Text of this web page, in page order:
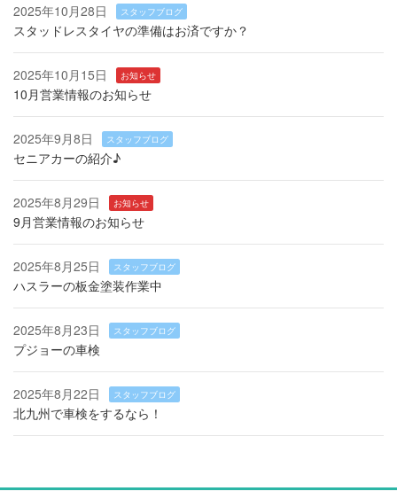
2025年10月28日 スタッフブログ
スタッドレスタイヤの準備はお済ですか？
2025年10月15日 お知らせ
10月営業情報のお知らせ
2025年9月8日 スタッフブログ
セニアカーの紹介♪
2025年8月29日 お知らせ
9月営業情報のお知らせ
2025年8月25日 スタッフブログ
ハスラーの板金塗装作業中
2025年8月23日 スタッフブログ
プジョーの車検
2025年8月22日 スタッフブログ
北九州で車検をするなら！